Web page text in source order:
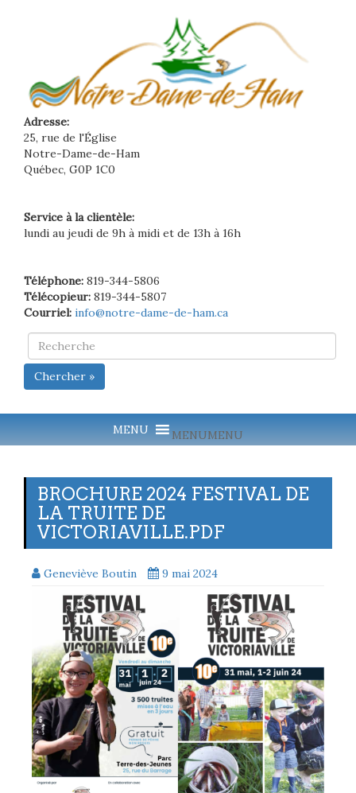
Adresse:
25, rue de l'Église
Notre-Dame-de-Ham
Québec, G0P 1C0
Service à la clientèle:
lundi au jeudi de 9h à midi et de 13h à 16h
Téléphone: 819-344-5806
Télécopieur: 819-344-5807
Courriel: info@notre-dame-de-ham.ca
Chercher »
MENUMENU
BROCHURE 2024 FESTIVAL DE
LA TRUITE DE
VICTORIAVILLE.PDF
Geneviève Boutin 9 mai 2024